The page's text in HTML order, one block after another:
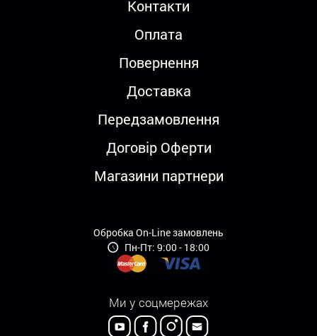
Контакти
Оплата
Повернення
Доставка
Передзамовлення
Договір Оферти
Магазини партнери
Обробка On-Line замовлень
Пн-Пт: 9:00 - 18:00
Ми у соцмережах